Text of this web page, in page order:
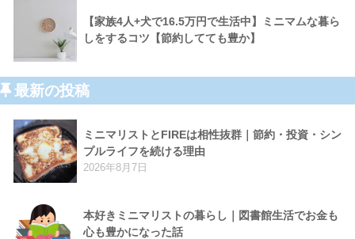
【家族4人+犬で16.5万円で生活中】ミニマムな暮ら
しをするコツ【節約してても豊か】
最新の投稿
ミニマリストとFIREは相性抜群｜節約・投資・シン
プルライフを続ける理由
2026年8月7日
本好きミニマリストの暮らし｜図書館生活でお金も
心も豊かになった話